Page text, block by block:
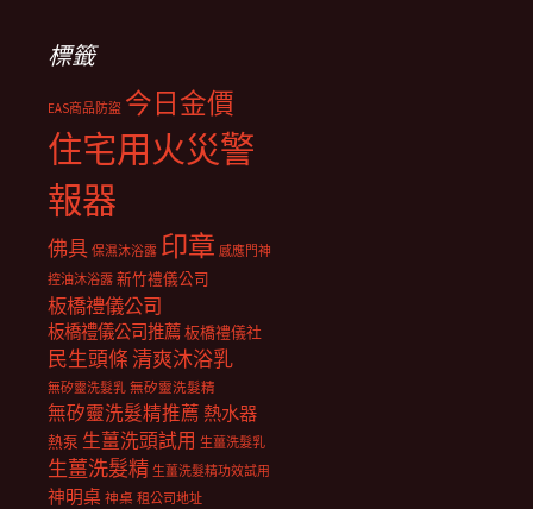
標籤
EAS商品防盜 今日金價
住宅用火災警
報器
佛具 保濕沐浴露 印章 感應門神
控油沐浴露 新竹禮儀公司
板橋禮儀公司
板橋禮儀公司推薦板橋禮儀社
民生頭條清爽沐浴乳
無矽靈洗髮乳 無矽靈洗髮精
無矽靈洗髮精推薦 熱水器
熱泵 生薑洗頭試用 生薑洗髮乳
生薑洗髮精 生薑洗髮精功效試用
神明桌 神桌 租公司地址